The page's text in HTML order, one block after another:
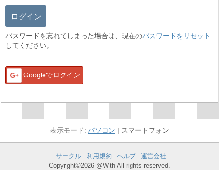
ログイン
パスワードを忘れてしまった場合は、現在のパスワードをリセット
してください。
Googleでログイン
パソコン スマートフォン
サークル 利用規約 ヘルプ
運営会社
Copyright©2026 @With All rights reserved.